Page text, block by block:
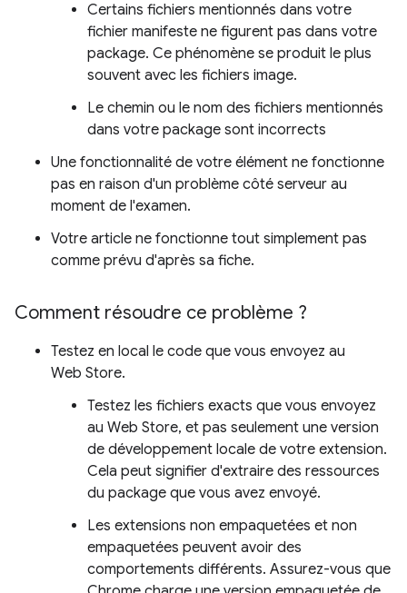
Certains fichiers mentionnés dans votre
fichier manifeste ne figurent pas dans votre
package. Ce phénomène se produit le plus
souvent avec les fichiers image.
Le chemin ou le nom des fichiers mentionnés
dans votre package sont incorrects
Une fonctionnalité de votre élément ne fonctionne
pas en raison d'un problème côté serveur au
moment de l'examen.
Votre article ne fonctionne tout simplement pas
comme prévu d'après sa fiche.
Comment résoudre ce problème ?
Testez en local le code que vous envoyez au
Web Store.
Testez les fichiers exacts que vous envoyez
au Web Store, et pas seulement une version
de développement locale de votre extension.
Cela peut signifier d'extraire des ressources
du package que vous avez envoyé.
Les extensions non empaquetées et non
empaquetées peuvent avoir des
comportements différents. Assurez-vous que